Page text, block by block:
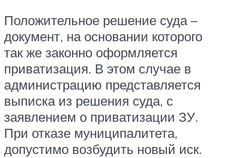
Положительное решение суда –
документ, на основании которого
так же законно оформляется
приватизация. В этом случае в
администрацию представляется
выписка из решения суда, с
заявлением о приватизации ЗУ.
При отказе муниципалитета,
допустимо возбудить новый иск.